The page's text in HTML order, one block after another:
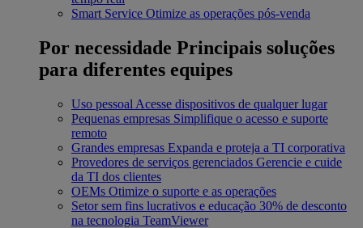
Smart Service Otimize as operações pós-venda
Por necessidade Principais soluções
para diferentes equipes
Uso pessoal Acesse dispositivos de qualquer lugar
Pequenas empresas Simplifique o acesso e suporte
remoto
Grandes empresas Expanda e proteja a TI corporativa
Provedores de serviços gerenciados Gerencie e cuide
da TI dos clientes
OEMs Otimize o suporte e as operações
Setor sem fins lucrativos e educação 30% de desconto
na tecnologia TeamViewer